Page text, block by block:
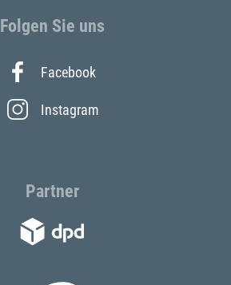
Folgen Sie uns
Facebook
Instagram
Partner